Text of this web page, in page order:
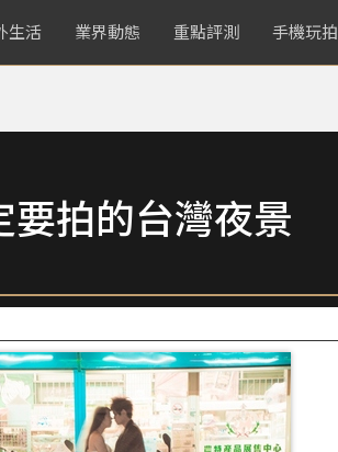
生活 業界動態 重點評測 手機玩拍
要拍的台灣夜景